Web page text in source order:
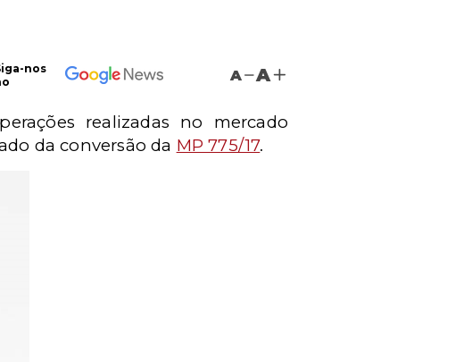
nos
A A
realizadas no mercado
da conversão da MP 775/17.